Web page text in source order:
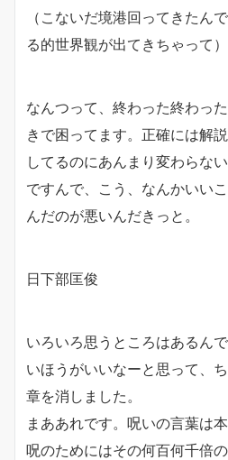
（こないだ境港回ってきたん
る的世界観が出てきちゃって）
なんつって、終わった終わっ
きで困ってます。正確には解
してるのにあんまり変わらな
ですんで、こう、なんかいい
んだのが悪いんだきっと。
日下部匡俊
いろいろ思うところはあるん
いほうがいいなーと思って、
章を消しました。
まああれです。呪いの言葉は
呪のためにはその何百何千倍